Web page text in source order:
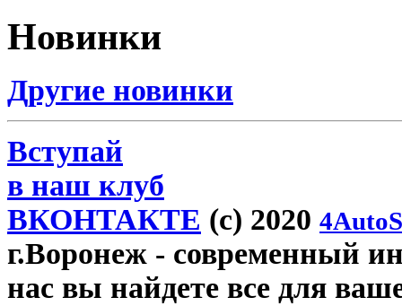
Новинки
Другие новинки
Вступай
в наш клуб
ВКОНТАКТЕ (c) 2020
г.Воронеж - современный
нас вы найдете все для